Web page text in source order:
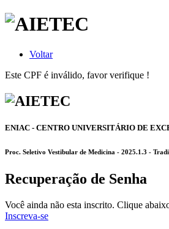
Voltar
Este CPF é inválido, favor verifique !
ENIAC - CENTRO UNIVERSITÁRIO DE
Proc. Seletivo Vestibular de Medicina - 2025.1.3 -
Recuperação de Senha
Você ainda não esta inscrito. Clique
Inscreva-se